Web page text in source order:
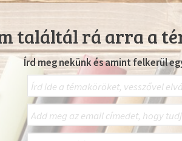
találtál rá arra a
Írd meg nekünk és amint felkerül